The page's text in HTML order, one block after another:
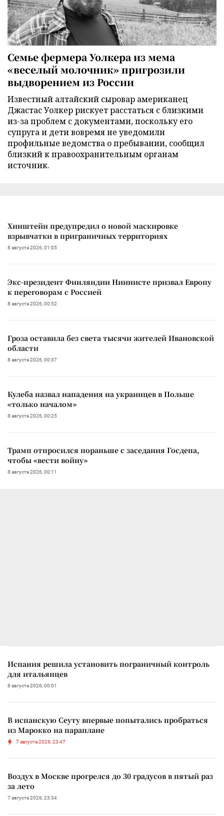
Семье фермера Уолкера из мема
«веселый молочник» пригрозили
выдворением из России
Известный алтайский сыровар американец
Джастас Уолкер рискует расстаться с близкими
из-за проблем с документами, поскольку его
супруга и дети вовремя не уведомили
профильные ведомства о пребывании, сообщил
близкий к правоохранительным органам
источник.
Хинштейн предупредил о новой маскировке
взрывчатки в приграничных территориях
8 августа 2026, 01:05
Экс-президент Финляндии Ниинисте призвал Европу
к переговорам с Россией
8 августа 2026, 00:52
Гроза оставила без света тысячи жителей Ивановской
области
8 августа 2026, 00:37
Кулеба назвал нападения на украинцев в Польше
«только началом»
8 августа 2026, 00:25
Трамп отпросился пораньше с заседания Госдепа,
чтобы «вести войну»
8 августа 2026, 00:11
Испания решила установить пограничный контроль
для итальянцев
8 августа 2026, 00:01
В испанскую Сеуту впервые попытались пробраться
из Марокко на параплане
7 августа 2026, 23:47
Воздух в Москве прогрелся до 30 градусов в пятый раз
за лето
7 августа 2026, 23:34